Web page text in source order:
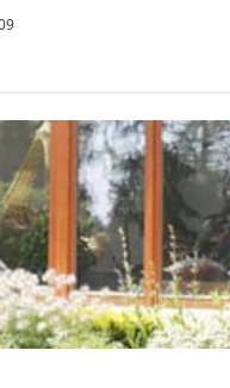
a kde se dozvíte další